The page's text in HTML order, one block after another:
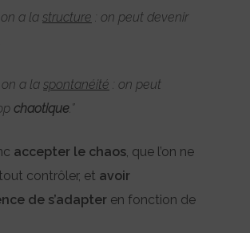
on a la structure : on peut devenir
on a la spontanéité : on peut
chaotique.”
accepter le chaos, que l’on ne
contrôler, et avoir
de s’adapter en fonction de